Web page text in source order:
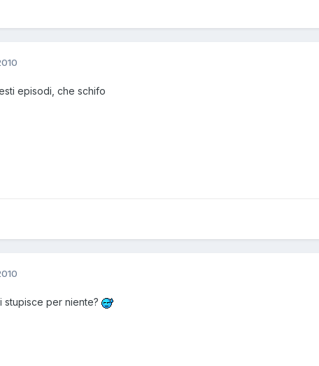
episodi, che schifo
stupisce per niente?